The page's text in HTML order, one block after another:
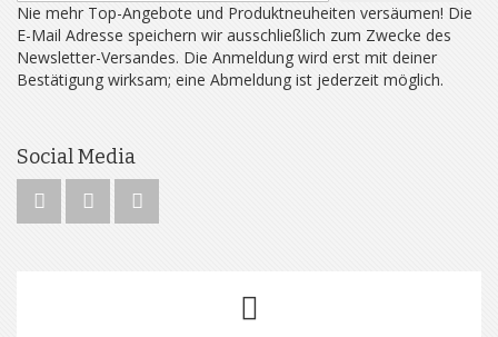
Nie mehr Top-Angebote und Produktneuheiten versäumen! Die
E-Mail Adresse speichern wir ausschließlich zum Zwecke des
Newsletter-Versandes. Die Anmeldung wird erst mit deiner
Bestätigung wirksam; eine Abmeldung ist jederzeit möglich.
Social Media